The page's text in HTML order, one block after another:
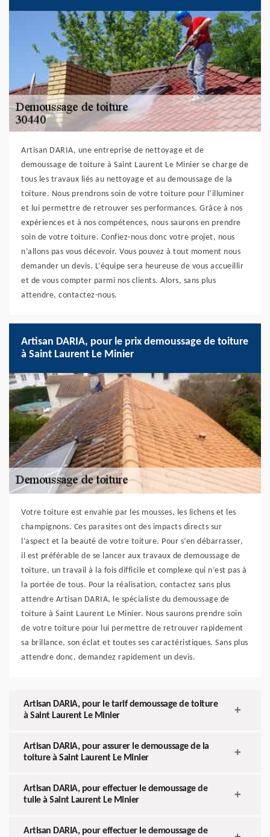
Artisan DARIA, une entreprise de nettoyage et de
demoussage de toiture à Saint Laurent Le Minier se charge de
tous les travaux liés au nettoyage et au demoussage de la
toiture. Nous prendrons soin de votre toiture pour l’illuminer
et lui permettre de retrouver ses performances. Grâce à nos
expériences et à nos compétences, nous saurons en prendre
soin de votre toiture. Confiez-nous donc votre projet, nous
n’allons pas vous décevoir. Vous pouvez à tout moment nous
demander un devis. L’équipe sera heureuse de vous accueillir
et de vous compter parmi nos clients. Alors, sans plus
attendre, contactez-nous.
Artisan DARIA, pour le prix demoussage de toiture
à Saint Laurent Le Minier
Votre toiture est envahie par les mousses, les lichens et les
champignons. Ces parasites ont des impacts directs sur
l’aspect et la beauté de votre toiture. Pour s’en débarrasser,
il est préférable de se lancer aux travaux de demoussage de
toiture, un travail à la fois difficile et complexe qui n’est pas à
la portée de tous. Pour la réalisation, contactez sans plus
attendre Artisan DARIA, le spécialiste du demoussage de
toiture à Saint Laurent Le Minier. Nous saurons prendre soin
de votre toiture pour lui permettre de retrouver rapidement
sa brillance, son éclat et toutes ses caractéristiques. Sans plus
attendre donc, demandez rapidement un devis.
Artisan DARIA, pour le tarif demoussage de toiture
à Saint Laurent Le Minier
Artisan DARIA, pour assurer le demoussage de la
toiture à Saint Laurent Le Minier
Artisan DARIA, pour effectuer le demoussage de
tuile à Saint Laurent Le Minier
Artisan DARIA, pour effectuer le demoussage de